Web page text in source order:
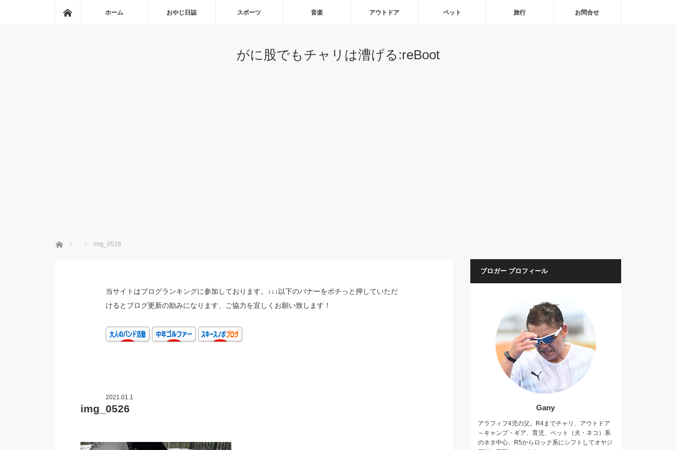
ホーム おやじ日誌 スポーツ 音楽 アウトドア ペット 旅行 お問合せ
がに股でもチャリは漕げる:reBoot
ホーム img_0526
当サイトはブログランキングに参加しております。↓↓↓以下のバナーをポチっと押していただ
けるとブログ更新の励みになります、ご協力を宜しくお願い致します！
2021.01.1
img_0526
ブロガー プロフィール
Gany
アラフィフ4児の父。R4までチャリ、アウトドア
～キャンプ・ギア、育児、ペット（犬・ネコ）系
のネタ中心、R5からロック系にシフトしてオヤジ